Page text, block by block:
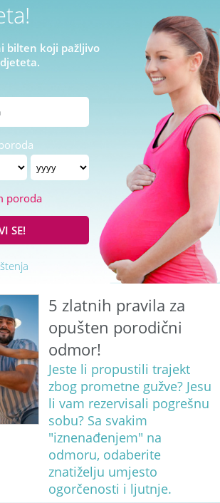
bilten koji pažljivo
poroda
SE!
5 zlatnih pravila za
opušten porodični
odmor!
Jeste li propustili trajekt
zbog prometne gužve? Jesu
li vam rezervisali pogrešnu
sobu? Sa svakim
"iznenađenjem" na
odmoru, odaberite
znatiželju umjesto
ogorčenosti i ljutnje.